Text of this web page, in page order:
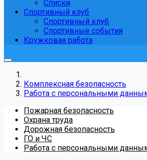
Списки
Спортивный клуб
Спортивный клуб
Спортивные события
Кружковая работа
Комплексная безопасность
Работа с персональными
Пожарная безопасность
Охрана труда
Дорожная безопасность
ГО и ЧС
Работа с персональными